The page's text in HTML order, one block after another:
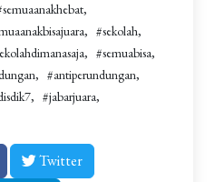
#sekolah
#semuabisa
#antiperundungan
#jabarjuara
Twitter